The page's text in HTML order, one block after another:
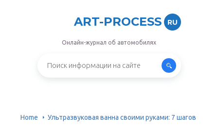
ART-PROCESS RU
Онлайн-журнал об автомобилях
Home Ультразвуковая ванна своими руками: 7 шагов